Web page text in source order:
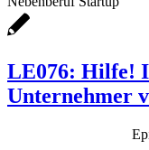
LE076: Hilfe!
Unternehmer